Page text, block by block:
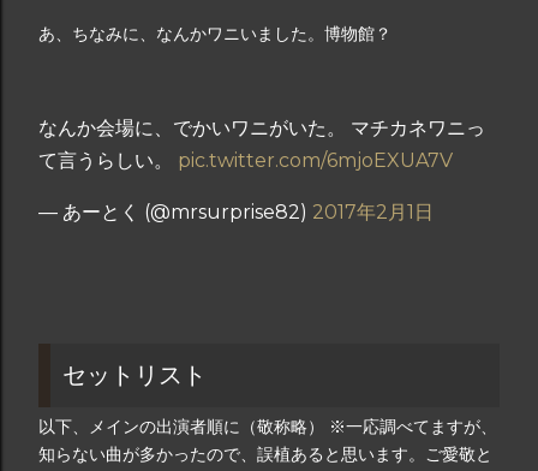
あ、ちなみに、なんかワニいました。博物館？
なんか会場に、でかいワニがいた。 マチカネワニっ
て言うらしい。 pic.twitter.com/6mjoEXUA7V
— あーとく (@mrsurprise82) 2017年2月1日
セットリスト
以下、メインの出演者順に（敬称略）
※一応調べてますが、
知らない曲が多かったので、誤植あると思います。ご愛敬と